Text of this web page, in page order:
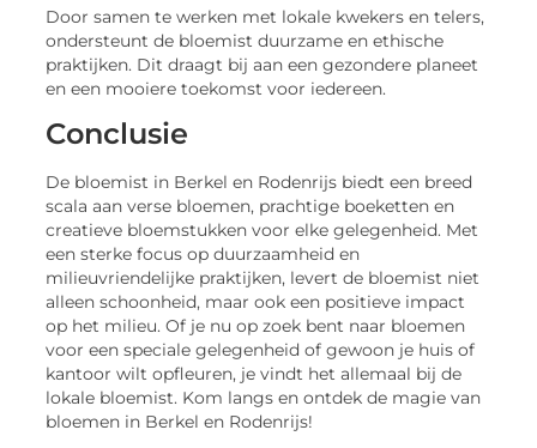
Door samen te werken met lokale kwekers en telers,
ondersteunt de bloemist duurzame en ethische
praktijken. Dit draagt bij aan een gezondere planeet
en een mooiere toekomst voor iedereen.
Conclusie
De bloemist in Berkel en Rodenrijs biedt een breed
scala aan verse bloemen, prachtige boeketten en
creatieve bloemstukken voor elke gelegenheid. Met
een sterke focus op duurzaamheid en
milieuvriendelijke praktijken, levert de bloemist niet
alleen schoonheid, maar ook een positieve impact
op het milieu. Of je nu op zoek bent naar bloemen
voor een speciale gelegenheid of gewoon je huis of
kantoor wilt opfleuren, je vindt het allemaal bij de
lokale bloemist. Kom langs en ontdek de magie van
bloemen in Berkel en Rodenrijs!